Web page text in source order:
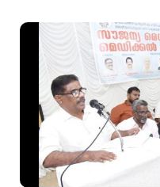
പ്രതിഷേധ സംഗമം